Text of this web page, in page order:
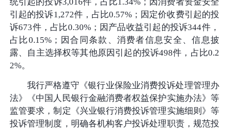
引起的投诉1,272件，占比0.57%；因定价收费引起的投
诉673件，占比0.30%；因产品收益引起的投诉344件，
占比0.15%；因合同条款、消费者信息安全、信息披
露、自主选择权等其他原因引起的投诉498件，占比0.2
2%。
我行严格遵守《银行业保险业消费投诉处理管理办
法》《中国人民银行金融消费者权益保护实施办法》等
监管要求，制定《兴业银行消费投诉管理实施细则》等
投诉管理制度，明确各机构客户投诉处理职责，规范投